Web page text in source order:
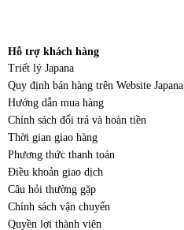
Hỗ trợ khách hàng
Triết lý Japana
Quy định bán hàng trên Website Japana
Hướng dẫn mua hàng
Chính sách đổi trả và hoàn tiền
Thời gian giao hàng
Phương thức thanh toán
Điều khoản giao dịch
Câu hỏi thường gặp
Chính sách vận chuyển
Quyền lợi thành viên